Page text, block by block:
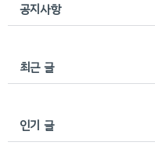
공지사항
최근 글
인기 글